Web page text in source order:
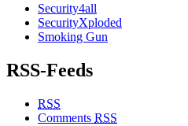
Security4all
SecurityXploded
Smoking Gun
RSS-Feeds
RSS
Comments RSS